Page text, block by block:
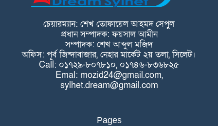
চেয়ারম্যান: শেখ তোফায়েল আহমদ সেপুল
প্রধান সম্পাদক: ফয়সাল আমীন
সম্পাদক: শেখ আব্দুল মজিদ
অফিস: পূর্ব জিন্দাবাজার, নেহার মার্কেট ২য় তলা, সিলেট।
Call: ০১৭২৯-৮০৭৮১০, ০১৭৪৬-৮৩৬৮২৫
Emal: mozid24@gmail.com,
sylhet.dream@gmail.com
Pages